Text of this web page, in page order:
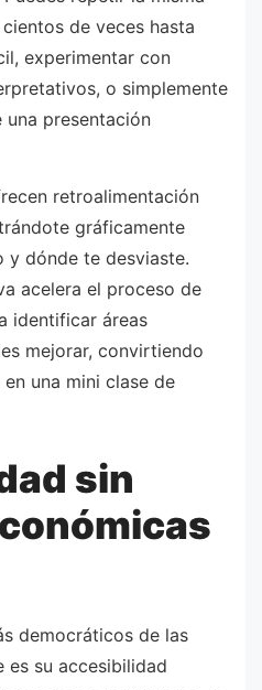
de veces hasta
experimentar con
o simplemente
presentación
retroalimentación
gráficamente
y dónde te desviaste.
acelera el proceso de
identificar áreas
mejorar, convirtiendo
una mini clase de
sin
democráticos de las
es su accesibilidad